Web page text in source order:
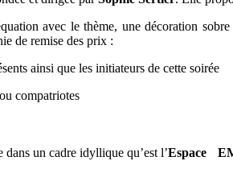
avec le thème, une décoration
de remise des prix :
ainsi que les initiateurs de cette soirée
compatriotes
dans un cadre idyllique qu’est l’Espace